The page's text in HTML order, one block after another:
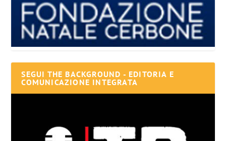
SEGUI THE BACKGROUND - EDITORIA E
COMUNICAZIONE INTEGRATA